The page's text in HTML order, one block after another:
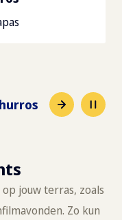
van binnen
jouw terras, zoals
Zo kun